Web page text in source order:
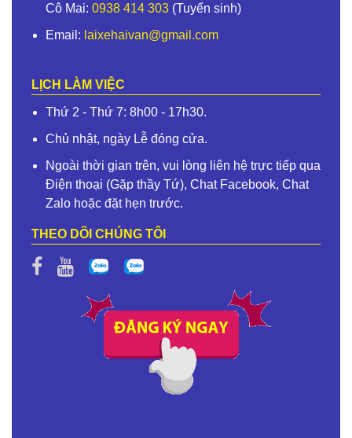
Cô Mai: 0938 414 303 (Tuyển sinh)
Email: laixehaivan@gmail.com
LỊCH LÀM VIỆC
Thứ 2 - Thứ 7: 8h00 - 17h30.
Chủ nhật, ngày Lễ đóng cửa.
Ngoài thời gian trên, vui lòng liên hệ trực tiếp qua
Điện thoại (Gặp thầy Tứ), Chat Facebook, Chat
Zalo hoặc đặt hẹn trước.
THEO DÕI CHÚNG TÔI